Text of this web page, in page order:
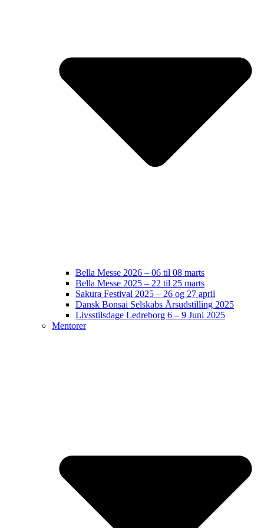
Bella Messe 2026 – 06 til 08 marts
Bella Messe 2025 – 22 til 25 marts
Sakura Festival 2025 – 26 og 27 april
Dansk Bonsai Selskabs Årsudstilling 2025
Livsstilsdage Ledreborg 6 – 9 Juni 2025
Mentorer